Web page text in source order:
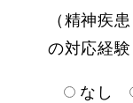
（精神疾
の対応経験
なし